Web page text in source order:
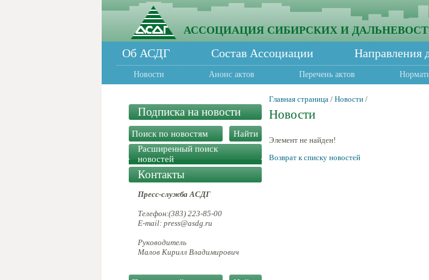
АССОЦИАЦИЯ СИБИРСКИХ И
Об АСДГ Состав Ассоциации Направления
Новости Анонс актов Перечень актов
Подписка на новости
Расширенный поиск
новостей
Контакты
Пресс-служба АСДГ
Телефон:(383) 223-85-00
E-mail: press@asdg.ru
Руководитель
Малов Кирилл Владимирович
Главная страница / Новости /
Новости
Элемент не найден!
Возврат к списку новостей